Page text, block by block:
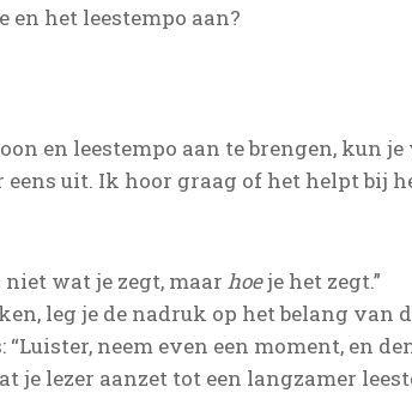
het leestempo aan?
en leestempo aan te brengen, kun
eens uit. Ik hoor graag of het helpt bij
wat je zegt, maar hoeje het zegt.”
leg je de nadruk op het belang van
neem even een moment, en
je lezer aanzet tot een langzamer